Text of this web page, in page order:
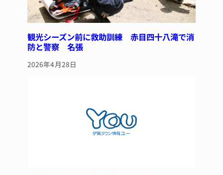
観光シーズン前に救助訓練 赤目四十八滝で消
防と警察 名張
2026年4月28日